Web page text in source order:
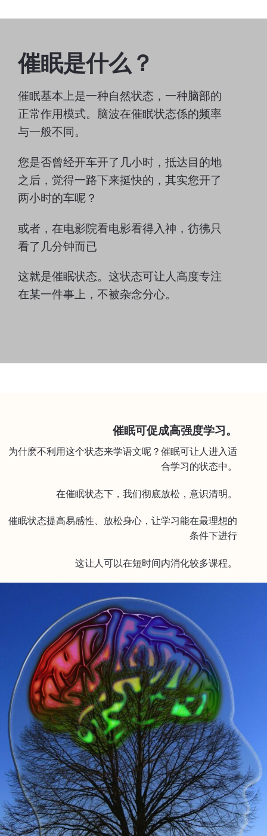
催眠是什么？
催眠基本上是一种自然状态，一种脑部的
正常作用模式。脑波在催眠状态係的频率
与一般不同。
您是否曾经开车开了几小时，抵达目的地
之后，觉得一路下来挺快的，其实您开了
两小时的车呢？
或者，在电影院看电影看得入神，彷彿只
看了几分钟而已
这就是催眠状态。这状态可让人高度专注
在某一件事上，不被杂念分心。
催眠可促成高强度学习。
为什麽不利用这个状态来学语文呢？催眠可让人进入适
合学习的状态中。
在催眠状态下，我们彻底放松，意识清明。
催眠状态提高易感性、放松身心，让学习能在最理想的
条件下进行
这让人可以在短时间内消化较多课程。